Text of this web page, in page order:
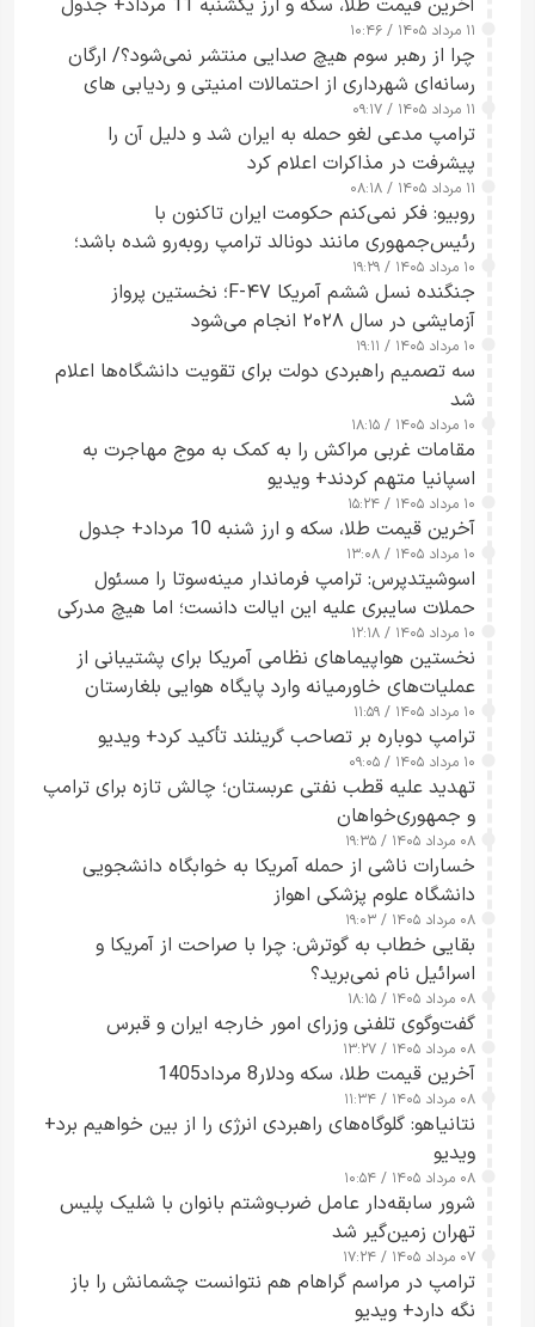
آخرین قیمت طلا، سکه و ارز یکشنبه 11 مرداد+ جدول
۱۱ مرداد ۱۴۰۵ / ۱۰:۴۶
چرا از رهبر سوم هیچ صدایی منتشر نمی‌شود؟/ ارگان
رسانه‌ای شهرداری از احتمالات امنیتی و ردیابی های
جاسوسی گفت
۱۱ مرداد ۱۴۰۵ / ۰۹:۱۷
ترامپ مدعی لغو حمله به ایران شد و دلیل آن را
پیشرفت در مذاکرات اعلام کرد
۱۱ مرداد ۱۴۰۵ / ۰۸:۱۸
روبیو: فکر نمی‌کنم حکومت ایران تاکنون با
رئیس‌جمهوری مانند دونالد ترامپ روبه‌رو شده باشد؛
کسی که واقعاً دست به اقدام می‌زند
۱۰ مرداد ۱۴۰۵ / ۱۹:۲۹
جنگنده نسل ششم آمریکا F-۴۷؛ نخستین پرواز
آزمایشی در سال ۲۰۲۸ انجام می‌شود
۱۰ مرداد ۱۴۰۵ / ۱۹:۱۱
سه تصمیم راهبردی دولت برای تقویت دانشگاه‌ها اعلام
شد
۱۰ مرداد ۱۴۰۵ / ۱۸:۱۵
مقامات غربی مراکش را به کمک به موج مهاجرت به
اسپانیا متهم کردند+ ویدیو
۱۰ مرداد ۱۴۰۵ / ۱۵:۲۴
آخرین قیمت طلا، سکه و ارز شنبه 10 مرداد+ جدول
۱۰ مرداد ۱۴۰۵ / ۱۳:۰۸
اسوشیتدپرس: ترامپ فرماندار مینه‌سوتا را مسئول
حملات سایبری علیه این ایالت دانست؛ اما هیچ مدرکی
ارائه نکرد
۱۰ مرداد ۱۴۰۵ / ۱۲:۱۸
نخستین هواپیماهای نظامی آمریکا برای پشتیبانی از
عملیات‌های خاورمیانه وارد پایگاه هوایی بلغارستان
شدند
۱۰ مرداد ۱۴۰۵ / ۱۱:۵۹
ترامپ دوباره بر تصاحب گرینلند تأکید کرد+ ویدیو
۱۰ مرداد ۱۴۰۵ / ۰۹:۰۵
تهدید علیه قطب نفتی عربستان؛ چالش تازه برای ترامپ
و جمهوری‌خواهان
۰۸ مرداد ۱۴۰۵ / ۱۹:۳۵
خسارات ناشی از حمله آمریکا به خوابگاه دانشجویی
دانشگاه علوم پزشکی اهواز
۰۸ مرداد ۱۴۰۵ / ۱۹:۰۳
بقایی خطاب به گوترش: چرا با صراحت از آمریکا و
اسرائیل نام نمی‌برید؟
۰۸ مرداد ۱۴۰۵ / ۱۸:۱۵
گفت‌وگوی تلفنی وزرای امور خارجه ایران و قبرس
۰۸ مرداد ۱۴۰۵ / ۱۳:۲۷
آخرین قیمت طلا، سکه ودلار8 مرداد1405
۰۸ مرداد ۱۴۰۵ / ۱۱:۳۴
نتانیاهو: گلوگاه‌های راهبردی انرژی را از بین خواهیم برد+
ویدیو
۰۸ مرداد ۱۴۰۵ / ۱۰:۵۴
شرور سابقه‌دار عامل ضرب‌وشتم بانوان با شلیک پلیس
تهران زمین‌گیر شد
۰۷ مرداد ۱۴۰۵ / ۱۷:۲۴
ترامپ در مراسم گراهام هم نتوانست چشمانش را باز
نگه دارد+ ویدیو